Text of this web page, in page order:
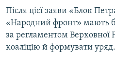
Після цієї заяви «Блок
«Народний фронт» мають
за регламентом
коаліцію й формувати уряд.